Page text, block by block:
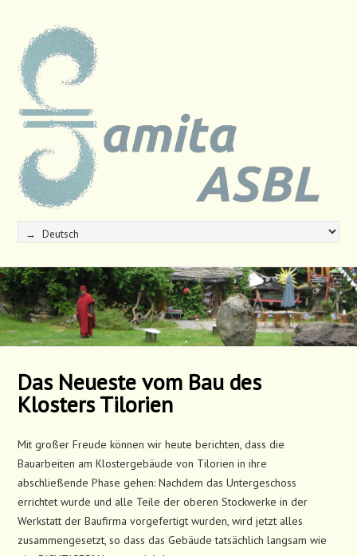
Das Neueste vom Bau des
Klosters Tilorien
Mit großer Freude können wir heute berichten, dass die
Bauarbeiten am Klostergebäude von Tilorien in ihre
abschließende Phase gehen: Nachdem das Untergeschoss
errichtet wurde und alle Teile der oberen Stockwerke in der
Werkstatt der Baufirma vorgefertigt wurden, wird jetzt alles
zusammengesetzt, so dass das Gebäude tatsächlich langsam wie